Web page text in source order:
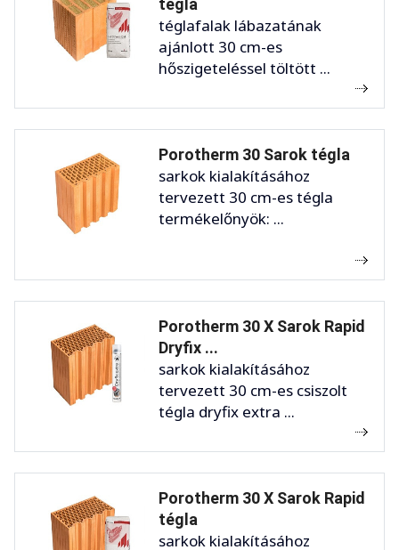
tégla
téglafalak lábazatának
ajánlott 30 cm-es
hőszigeteléssel töltött ...
Porotherm 30 Sarok tégla
sarkok kialakításához
tervezett 30 cm-es tégla
termékelőnyök: ...
Porotherm 30 X Sarok Rapid
Dryfix ...
sarkok kialakításához
tervezett 30 cm-es csiszolt
tégla dryfix extra ...
Porotherm 30 X Sarok Rapid
tégla
sarkok kialakításához